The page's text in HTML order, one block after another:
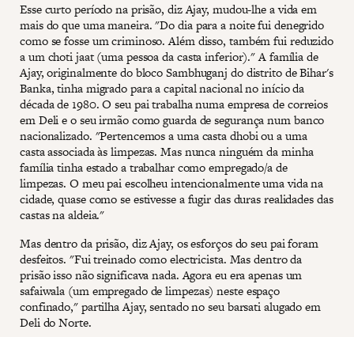
Esse curto período na prisão, diz Ajay, mudou-lhe a vida em
mais do que uma maneira. "Do dia para a noite fui denegrido
como se fosse um criminoso. Além disso, também fui reduzido
a um choti jaat (uma pessoa da casta inferior)." A família de
Ajay, originalmente do bloco Sambhuganj do distrito de Bihar's
Banka, tinha migrado para a capital nacional no início da
década de 1980. O seu pai trabalha numa empresa de correios
em Deli e o seu irmão como guarda de segurança num banco
nacionalizado. "Pertencemos a uma casta dhobi ou a uma
casta associada às limpezas. Mas nunca ninguém da minha
família tinha estado a trabalhar como empregado/a de
limpezas. O meu pai escolheu intencionalmente uma vida na
cidade, quase como se estivesse a fugir das duras realidades das
castas na aldeia."
Mas dentro da prisão, diz Ajay, os esforços do seu pai foram
desfeitos. "Fui treinado como electricista. Mas dentro da
prisão isso não significava nada. Agora eu era apenas um
safaiwala (um empregado de limpezas) neste espaço
confinado," partilha Ajay, sentado no seu barsati alugado em
Deli do Norte.